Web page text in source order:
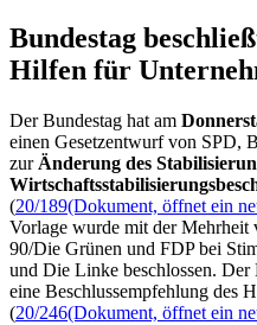
Bundestag
Hilfen für
Der Bundestag hat am
einen Gesetzentwurf von SPD,
zur Änderung des
(20/189(Dokument, öffnet ein
Vorlage wurde mit der
90/Die Grünen und FDP bei
und Die Linke beschlossen. Der
eine Beschlussempfehlung des
(20/246(Dokument, öffnet ein